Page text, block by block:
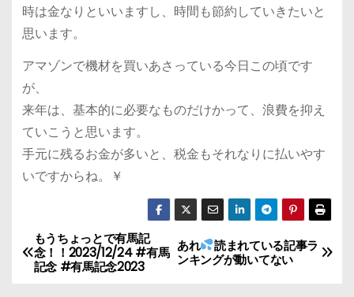
時は金なりといいますし、時間も節約していきたいと
思います。
アマゾンで機材を買いあさっている今日この頃です
が、
来年は、基本的に必要なものだけかって、浪費を抑え
ていこうと思います。
手元に残るお金が多いと、税金もそれなりに払いやす
いですからね。￥
投
稿
あれ
読まれている記事ラ
ンキングが動いてない
もうちょっとで有馬記
念！！2023/12/24 #有馬
記念 #有馬記念2023